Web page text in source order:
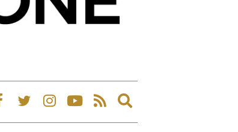
Expand
search